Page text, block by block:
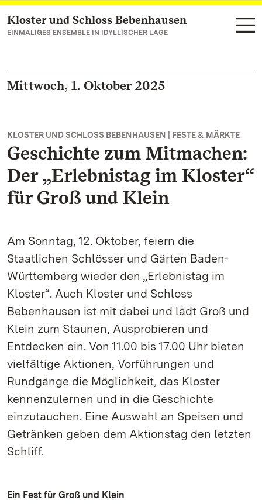
Zum Hauptinhalt springen
Kloster und Schloss Bebenhausen
EINMALIGES ENSEMBLE IN IDYLLISCHER LAGE
Mittwoch, 1. Oktober 2025
KLOSTER UND SCHLOSS BEBENHAUSEN | FESTE & MÄRKTE
Geschichte zum Mitmachen:
Der „Erlebnistag im Kloster“
für Groß und Klein
Am Sonntag, 12. Oktober, feiern die
Staatlichen Schlösser und Gärten Baden-
Württemberg wieder den „Erlebnistag im
Kloster“. Auch Kloster und Schloss
Bebenhausen ist mit dabei und lädt Groß und
Klein zum Staunen, Ausprobieren und
Entdecken ein. Von 11.00 bis 17.00 Uhr bieten
vielfältige Aktionen, Vorführungen und
Rundgänge die Möglichkeit, das Kloster
kennenzulernen und in die Geschichte
einzutauchen. Eine Auswahl an Speisen und
Getränken geben dem Aktionstag den letzten
Schliff.
Ein Fest für Groß und Klein